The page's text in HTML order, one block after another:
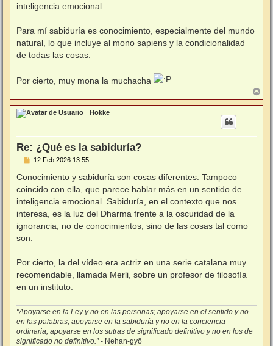
a
inteligencia emocional.
Para mí sabiduría es conocimiento, especialmente del mundo
natural, lo que incluye al mono sapiens y la condicionalidad
de todas las cosas.
Por cierto, muy mona la muchacha
r
r
Hokke
Re: ¿Qué es la sabiduría?
M
n
a
j
e
12 Feb 2026 13:55
Conocimiento y sabiduría son cosas diferentes. Tampoco
coincido con ella, que parece hablar más en un sentido de
inteligencia emocional. Sabiduría, en el contexto que nos
interesa, es la luz del Dharma frente a la oscuridad de la
ignorancia, no de conocimientos, sino de las cosas tal como
son.
Por cierto, la del vídeo era actriz en una serie catalana muy
recomendable, llamada Merli, sobre un profesor de filosofía
en un instituto.
"Apoyarse en la Ley y no en las personas; apoyarse en el sentido y no
en las palabras; apoyarse en la sabiduría y no en la conciencia
ordinaria; apoyarse en los sutras de significado definitivo y no en los de
significado no definitivo.”- Nehan-gyō